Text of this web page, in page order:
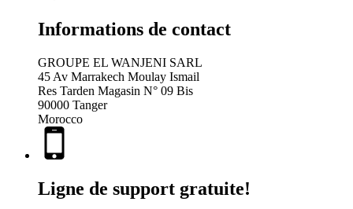
Informations de contact
GROUPE EL WANJENI SARL
45 Av Marrakech Moulay Ismail
Res Tarden Magasin N° 09 Bis
90000 Tanger
Morocco
Ligne de support gratuite!